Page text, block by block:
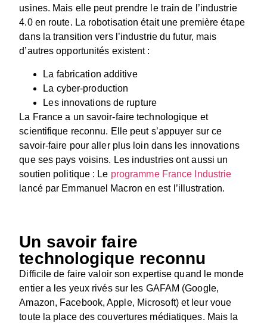
usines. Mais elle peut prendre le train de l’industrie
4.0 en route. La robotisation était une première étape
dans la transition vers l’industrie du futur, mais
d’autres opportunités existent :
La fabrication additive
La cyber-production
Les innovations de rupture
La France a un savoir-faire technologique et
scientifique reconnu. Elle peut s’appuyer sur ce
savoir-faire pour aller plus loin dans les innovations
que ses pays voisins. Les industries ont aussi un
soutien politique : Le programme France Industrie
lancé par Emmanuel Macron en est l’illustration.
Un savoir faire
technologique reconnu
Difficile de faire valoir son expertise quand le monde
entier a les yeux rivés sur les GAFAM (Google,
Amazon, Facebook, Apple, Microsoft) et leur voue
toute la place des couvertures médiatiques. Mais la